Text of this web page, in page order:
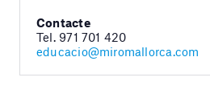
Contacte
Tel. 971 701 420
educacio@miromallorca.com